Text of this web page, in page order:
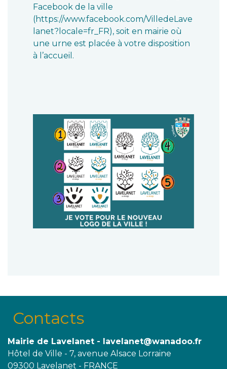
Facebook de la ville
(https://www.facebook.com/VilledeLave
lanet?locale=fr_FR), soit en mairie où
une urne est placée à votre disposition
à l’accueil.
Contacts
Mairie de Lavelanet - lavelanet@wanadoo.fr
Hôtel de Ville - 7, avenue Alsace Lorraine
09300 Lavelanet - FRANCE